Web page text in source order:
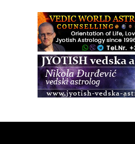
Radionica: Pomagači iz drugih
Zagreb+Online
Osnovni ThetaHealing® tečaj,
Access BARS®, otpusti stres